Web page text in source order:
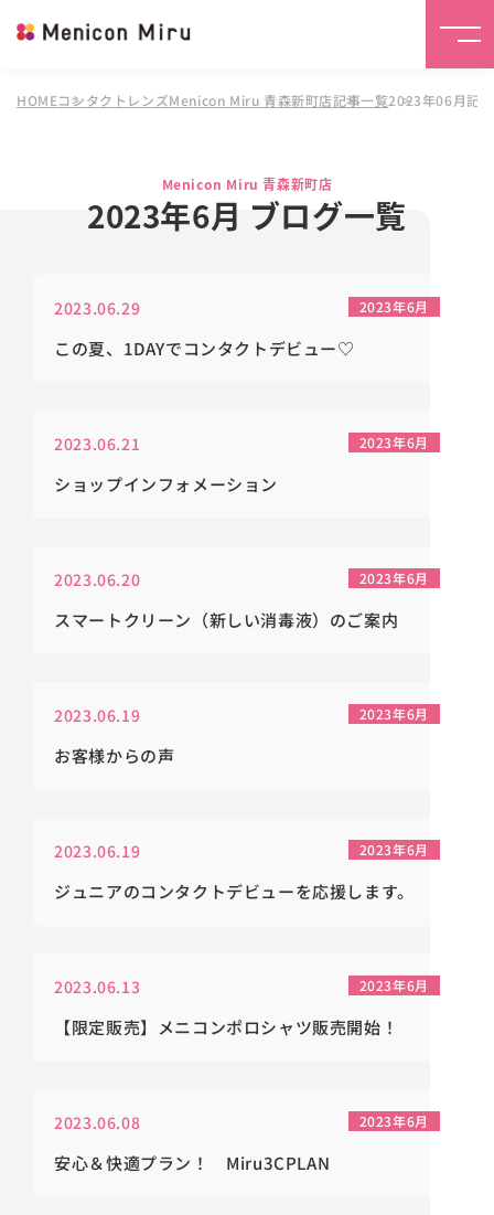
HOMEコンタクトレンズMenicon Miru 青森新町店記事一覧2023年06月記
Menicon Miru 青森新町店
2023年6月 ブログ一覧
2023.06.29 2023年6月
この夏、1DAYでコンタクトデビュー♡
2023.06.21 2023年6月
ショップインフォメーション
2023.06.20 2023年6月
スマートクリーン（新しい消毒液）のご案内
2023.06.19 2023年6月
お客様からの声
2023.06.19 2023年6月
ジュニアのコンタクトデビューを応援します。
2023.06.13 2023年6月
【限定販売】メニコンポロシャツ販売開始！
2023.06.08 2023年6月
安心＆快適プラン！ Miru3CPLAN